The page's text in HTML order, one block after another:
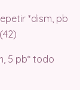
*dism, pb
5 pb* todo